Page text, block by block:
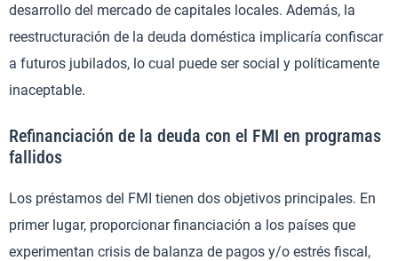
desarrollo del mercado de capitales locales. Además, la
reestructuración de la deuda doméstica implicaría confiscar
a futuros jubilados, lo cual puede ser social y políticamente
inaceptable.
Refinanciación de la deuda con el FMI en programas
fallidos
Los préstamos del FMI tienen dos objetivos principales. En
primer lugar, proporcionar financiación a los países que
experimentan crisis de balanza de pagos y/o estrés fiscal,